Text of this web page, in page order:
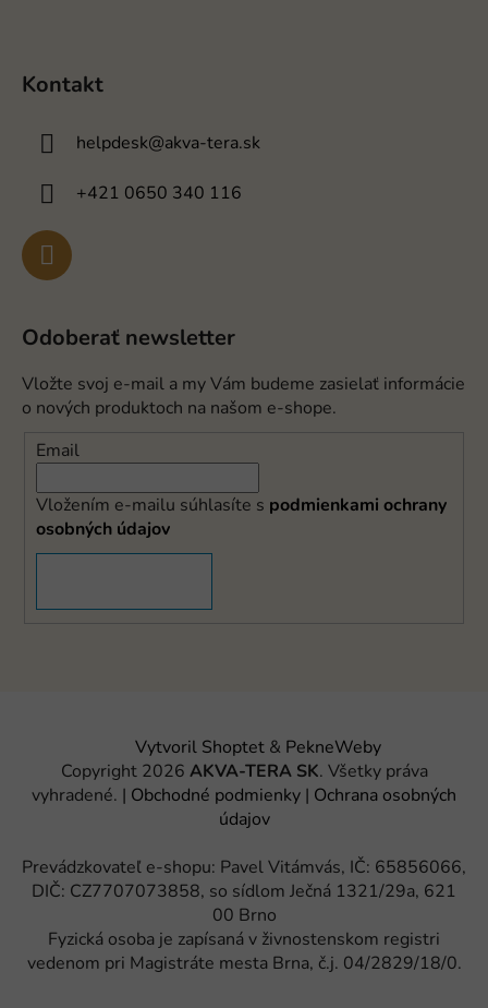
Kontakt
helpdesk@akva-tera.sk
+421 0650 340 116
Odoberať newsletter
Vložte svoj e-mail a my Vám budeme zasielať informácie
o nových produktoch na našom e-shope.
Email
Vložením e-mailu súhlasíte s podmienkami ochrany
osobných údajov
Vytvoril Shoptet& PekneWeby
Copyright 2026 AKVA-TERA SK. Všetky práva
vyhradené. | Obchodné podmienky | Ochrana osobných
údajov
Prevádzkovateľ e-shopu: Pavel Vitámvás, IČ: 65856066,
DIČ: CZ7707073858, so sídlom Ječná 1321/29a, 621
00 Brno
Fyzická osoba je zapísaná v živnostenskom registri
vedenom pri Magistráte mesta Brna, č.j. 04/2829/18/0.